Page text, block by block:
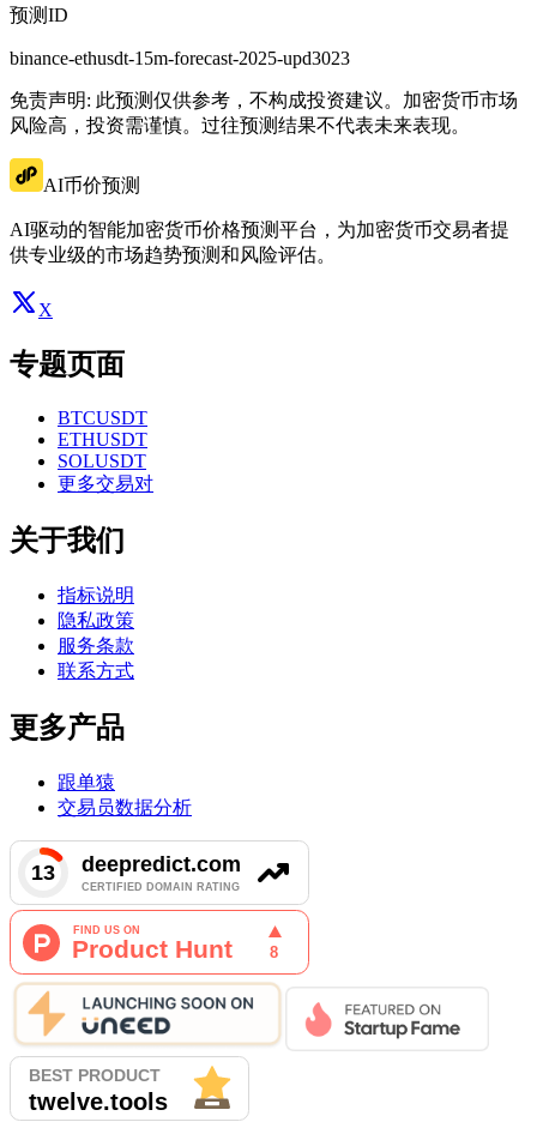
预测ID
binance-ethusdt-15m-forecast-2025-upd3023
免责声明: 此预测仅供参考，不构成投资建议。加密货币市场
风险高，投资需谨慎。过往预测结果不代表未来表现。
AI币价预测
AI驱动的智能加密货币价格预测平台，为加密货币交易者提
供专业级的市场趋势预测和风险评估。
X
专题页面
BTCUSDT
ETHUSDT
SOLUSDT
更多交易对
关于我们
指标说明
隐私政策
服务条款
联系方式
更多产品
跟单猿
交易员数据分析